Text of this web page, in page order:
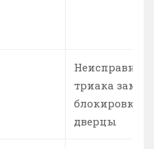
триака замка
блокировки
дверцы